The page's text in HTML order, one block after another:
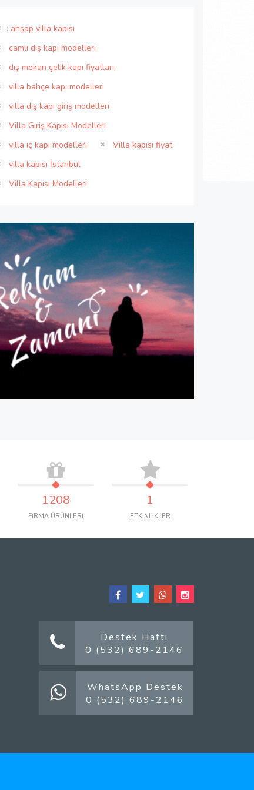
: ahşap villa kapısı
camlı dış kapı modelleri
dış mekan çelik kapı fiyatları
villa bahçe kapı modelleri
villa dış kapı giriş modelleri
Villa Giriş Kapısı Modelleri
villa iç kapı modelleri
Villa kapısı fiyat
villa kapısı İstanbul
Villa Kapısı Modelleri
1208
FİRMA ÜRÜNLERİ
1
ETKİNLİKLER
Destek Hattı
0 (532) 689-2146
WhatsApp Destek
0 (532) 689-2146